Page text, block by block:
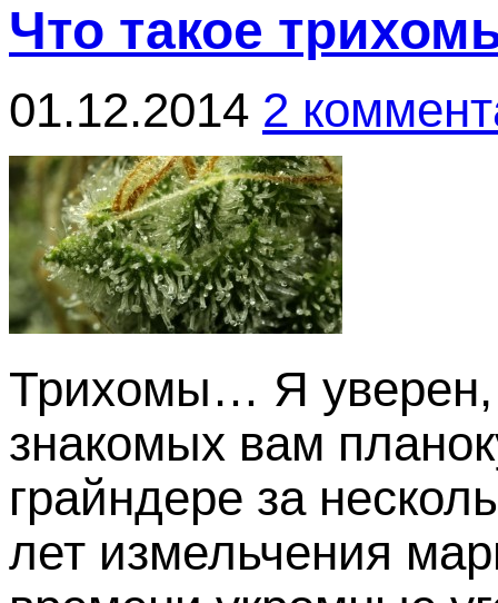
Что такое
01.12.2014 2
Трихомы… Я уверен,
знакомых вам
грайндере за
лет измельчения